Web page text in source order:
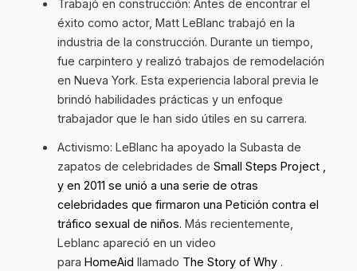
Trabajó en construcción: Antes de encontrar el
éxito como actor, Matt LeBlanc trabajó en la
industria de la construcción. Durante un tiempo,
fue carpintero y realizó trabajos de remodelación
en Nueva York. Esta experiencia laboral previa le
brindó habilidades prácticas y un enfoque
trabajador que le han sido útiles en su carrera.
Activismo: LeBlanc ha apoyado la Subasta de
zapatos de celebridades de Small Steps Project ,
y en 2011 se unió a una serie de otras
celebridades que firmaron una Petición contra el
tráfico sexual de niños. Más recientemente,
Leblanc apareció en un video
para HomeAid llamado The Story of Why .